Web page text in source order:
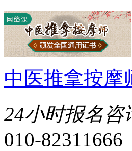
中医推拿按摩
24小时报名咨
010-82311666